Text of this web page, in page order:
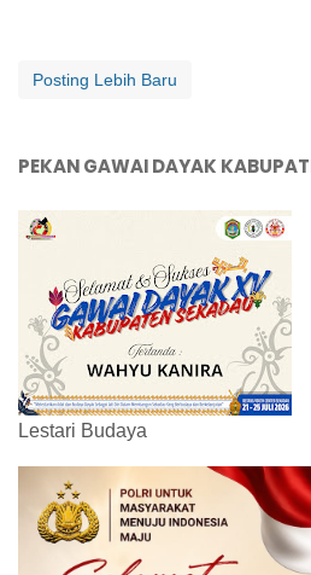
Posting Lebih Baru
PEKAN GAWAI DAYAK
Lestari Budaya